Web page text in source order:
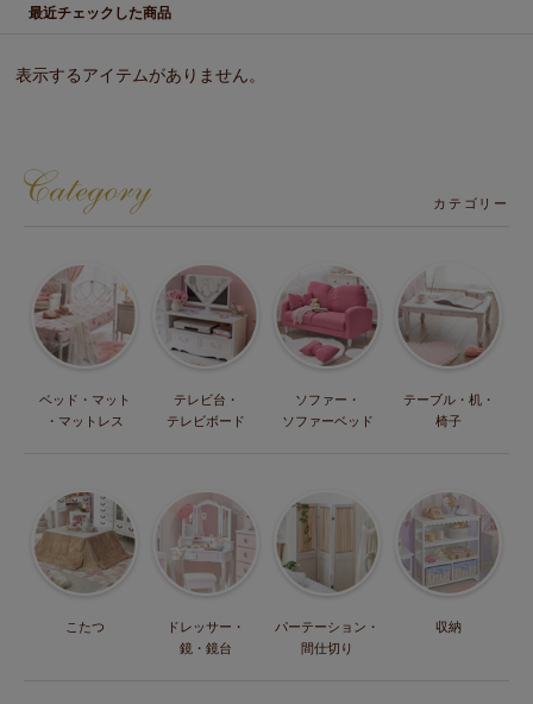
最近チェックした商品
表示するアイテムがありません。
カテゴリー
ベッド・マット
・マットレス
テレビ台・
テレビボード
ソファー・
ソファーベッド
テーブル・机・
椅子
こたつ
ドレッサー・
鏡・鏡台
パーテーション・
間仕切り
収納